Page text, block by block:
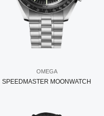
OMEGA
SPEEDMASTER MOONWATCH